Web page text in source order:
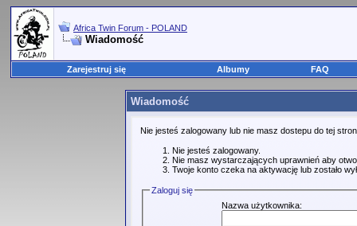
Africa Twin Forum - POLAND
Wiadomość
Zarejestruj się Albumy FAQ
Wiadomość
Nie jesteś zalogowany lub nie masz dostepu do tej
Nie jesteś zalogowany.
Nie masz wystarczających uprawnień aby
Twoje konto czeka na aktywację lub zostało
Zaloguj się
Nazwa użytkownika: